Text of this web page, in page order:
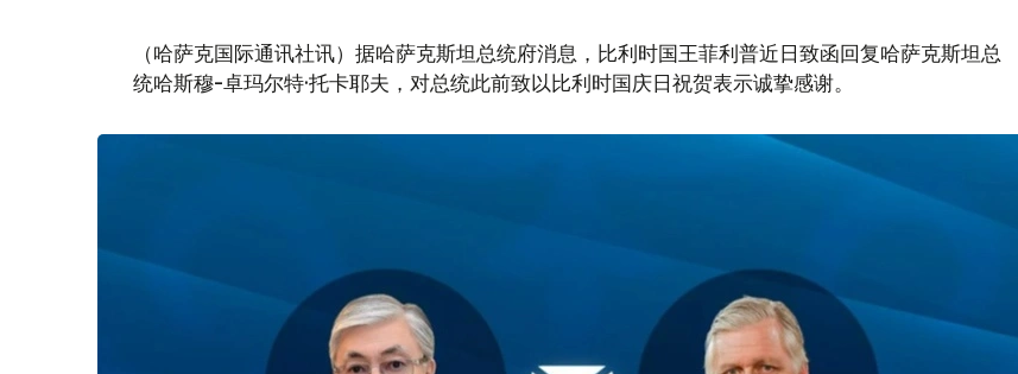
（哈萨克国际通讯社讯）据哈萨克斯坦总统府消息，比利时国王菲利普近日致函回复哈萨克斯坦总
统哈斯穆-卓玛尔特·托卡耶夫，对总统此前致以比利时国庆日祝贺表示诚挚感谢。